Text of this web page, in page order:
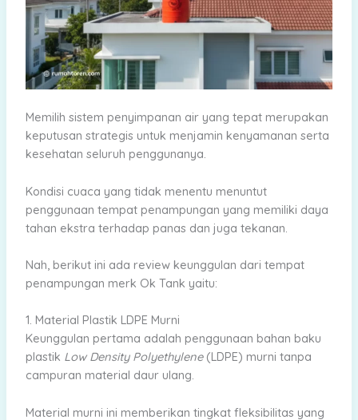
Memilih sistem penyimpanan air yang tepat merupakan
keputusan strategis untuk menjamin kenyamanan serta
kesehatan seluruh penggunanya.
Kondisi cuaca yang tidak menentu menuntut
penggunaan tempat penampungan yang memiliki daya
tahan ekstra terhadap panas dan juga tekanan.
Nah, berikut ini ada review keunggulan dari tempat
penampungan merk Ok Tank yaitu:
1. Material Plastik LDPE Murni
Keunggulan pertama adalah penggunaan bahan baku
plastik Low Density Polyethylene(LDPE) murni tanpa
campuran material daur ulang.
Material murni ini memberikan tingkat fleksibilitas yang